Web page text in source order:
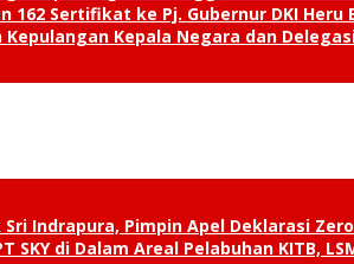
162 Sertifikat ke Pj. Gubernur DKI Heru
Kepala Negara dan Delegasi
Indrapura, Pimpin Apel Deklarasi Zero
SKY di Dalam Areal Pelabuhan KITB,